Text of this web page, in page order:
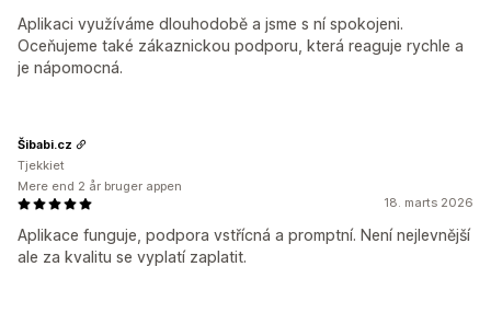
Aplikaci využíváme dlouhodobě a jsme s ní spokojeni.
Oceňujeme také zákaznickou podporu, která reaguje rychle a
je nápomocná.
18. marts 2026
Aplikace funguje, podpora vstřícná a promptní. Není nejlevnější
ale za kvalitu se vyplatí zaplatit.
Šibabi.cz
Tjekkiet
Mere end 2 år bruger appen